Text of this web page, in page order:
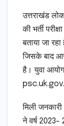
उत्तराखंड
की भर्ती
बताया जा
जिसके बाद आज
है। युवा
मिली
ने वर्ष 2023-